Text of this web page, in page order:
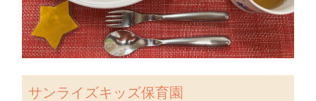
サンライズキッズ保育園